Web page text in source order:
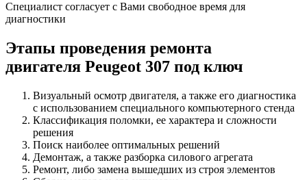
Специалист согласует с Вами свободное время для
диагностики
Этапы проведения ремонта
двигателя Peugeot 307 под ключ
Визуальный осмотр двигателя, а также его диагностика
с использованием специального компьютерного стенда
Классификация поломки, ее характера и сложности
решения
Поиск наиболее оптимальных решений
Демонтаж, а также разборка силового агрегата
Ремонт, либо замена вышедших из строя элементов